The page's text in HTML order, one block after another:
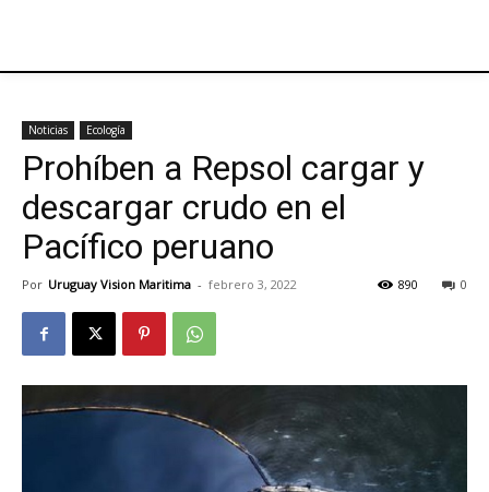
Noticias Ecología
Prohíben a Repsol cargar y
descargar crudo en el
Pacífico peruano
Por Uruguay Vision Maritima - febrero 3, 2022 0
890